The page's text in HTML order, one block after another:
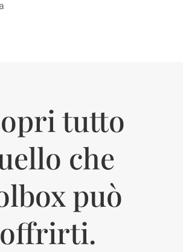
tutto
che
può
offrirti.